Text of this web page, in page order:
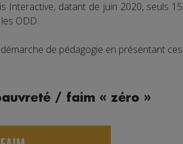
Interactive, datant de juin 2020, seuls 15
ODD.
de pédagogie en présentant ces
/ faim « zéro »